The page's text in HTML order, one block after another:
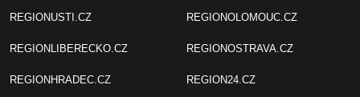
REGIONUSTI.CZ
REGIONLIBERECKO.CZ
REGIONHRADEC.CZ
REGIONOLOMOUC.CZ
REGIONOSTRAVA.CZ
REGION24.CZ